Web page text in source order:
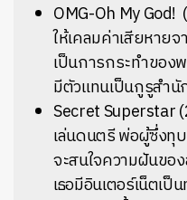
OMG-Oh My
ให้เคลมค่าเสียหาย
เป็นการกระทำของ
มีตัวแทนเป็นกูรูสำ
Secret Superstar
เล่นดนตรี พ่อผู้ซึ่งทุ
จะสนใจความฝันขอ
เธอมีอินเตอร์เน็ตเ